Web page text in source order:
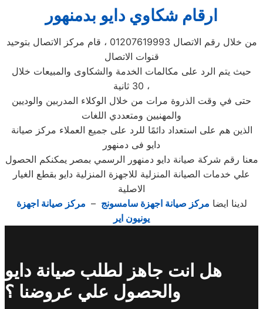
ارقام شكاوي دايو بدمنهور
من خلال رقم الاتصال 01207619993 ، قام مركز الاتصال بتوحيد
قنوات الاتصال
حيث يتم الرد على مكالمات الخدمة والشكاوى والمبيعات خلال
30 ثانية ،
حتى في وقت الذروة مرات من خلال الوكلاء المدربين والوديين
والمهنيين ومتعددي اللغات
الذين هم على استعداد دائمًا للرد على جميع العملاء مركز صيانة
دايو فى دمنهور
معنا رقم شركة صيانة دايو دمنهور الرسمي بمصر يمكنكم الحصول
علي خدمات الصيانة المنزلية للاجهزة المنزلية دايو بقطع الغيار
الاصلية
لدينا ايضا مركز صيانة اجهزة سامسونج – مركز صيانة اجهزة
يونيون اير
هل انت جاهز لطلب صيانة دايو
والحصول علي عروضنا ؟